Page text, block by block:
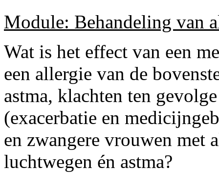
Module: Behandeling van
Wat is het effect van een
een allergie van de
astma, klachten ten
(exacerbatie en
en zwangere vrouwen met
luchtwegen én astma?